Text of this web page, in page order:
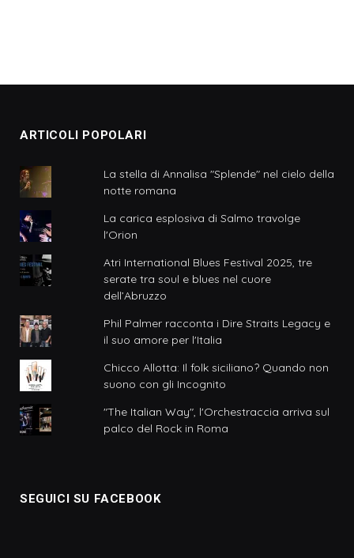
ARTICOLI POPOLARI
La stella di Annalisa "Splende" nel cielo della
notte romana
La carica esplosiva di Salmo travolge
l'Orion
Atri International Blues Festival 2025, tre
serate tra soul e blues nel cuore
dell’Abruzzo
Phil Palmer racconta i Dire Straits Legacy e
il suo amore per l'Italia
Chicco Allotta: Il folk siciliano? Quando non
suono con gli Incognito
"The Italian Way", l'Orchestraccia arriva sul
palco del Rock in Roma
SEGUICI SU FACEBOOK